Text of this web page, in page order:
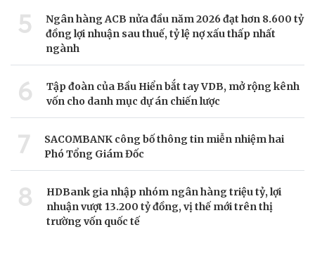
5
Ngân hàng ACB nửa đầu năm 2026 đạt hơn 8.600 tỷ
đồng lợi nhuận sau thuế, tỷ lệ nợ xấu thấp nhất
ngành
6
Tập đoàn của Bầu Hiển bắt tay VDB, mở rộng kênh
vốn cho danh mục dự án chiến lược
7
SACOMBANK công bố thông tin miễn nhiệm hai
Phó Tổng Giám Đốc
8
HDBank gia nhập nhóm ngân hàng triệu tỷ, lợi
nhuận vượt 13.200 tỷ đồng, vị thế mới trên thị
trường vốn quốc tế